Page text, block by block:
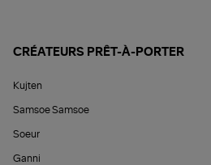
CRÉATEURS PRÊT-À-PORTER
Kujten
Samsoe Samsoe
Soeur
Ganni